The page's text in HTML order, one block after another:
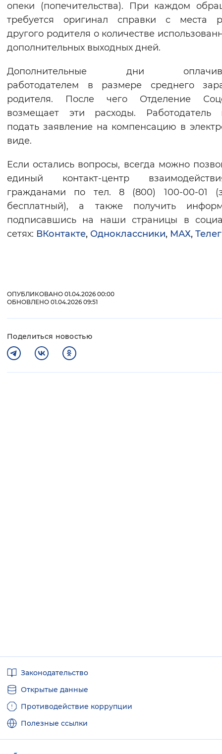
опеки (попечительства). При каждом
требуется оригинал справки с места
другого родителя о количестве
дополнительных выходных дней.
Дополнительные дни
работодателем в размере среднего
родителя. После чего Отделение
возмещает эти расходы. Работодатель
подать заявление на компенсацию в
виде.
Если остались вопросы, всегда можно
единый контакт-центр
гражданами по тел. 8 (800) 100-00-01
бесплатный), а также получить
подписавшись на наши страницы в
сетях: ВКонтакте, Одноклассники, МАХ,
ОПУБЛИКОВАНО 01.04.2026 00:00
ОБНОВЛЕНО 01.04.2026 09:51
Поделиться новостью
ссылкиЗаконодательство
Открытые данные
Противодействие коррупции
Полезные ссылки